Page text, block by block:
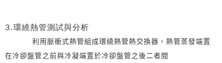
3.環繞熱管測試與分析
利用脈衝式熱管組成環繞熱管熱交換器，熱管蒸發端置
在冷卻盤管之前與冷凝端置於冷卻盤管之後二者間